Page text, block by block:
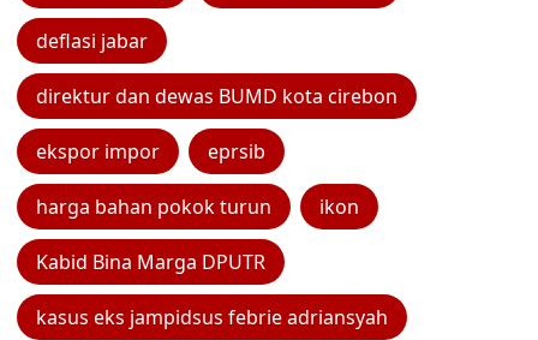
deflasi jabar
direktur dan dewas BUMD kota cirebon
ekspor impor eprsib
harga bahan pokok turun ikon
Kabid Bina Marga DPUTR
kasus eks jampidsus febrie adriansyah